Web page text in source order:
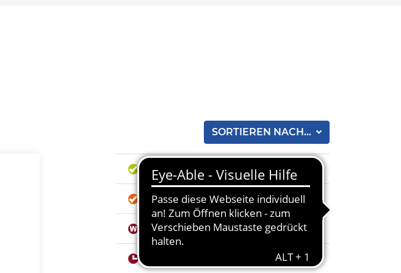
SORTIEREN NACH...
Anmeldung möglich
fast ausgebucht
Anmeldung auf Warteliste